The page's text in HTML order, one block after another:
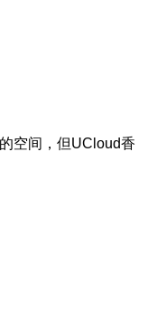
空间，但UCloud香